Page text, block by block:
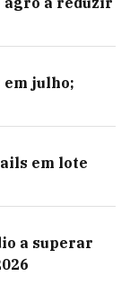
em julho;
em lote
a superar